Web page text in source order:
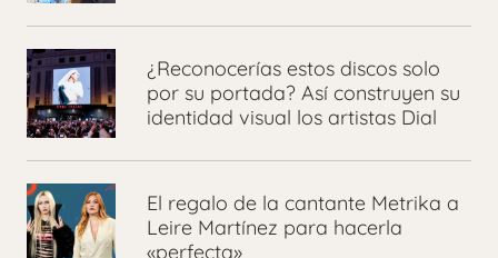
¿Reconocerías estos discos solo
por su portada? Así construyen su
identidad visual los artistas Dial
El regalo de la cantante Metrika a
Leire Martínez para hacerla
«perfecta»